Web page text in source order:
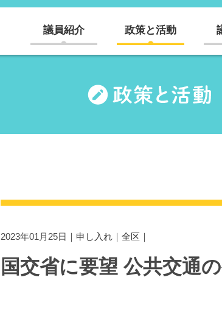
議員紹介 政策と活動
2023年01月25日｜ 申し入れ ｜ 全区 ｜
国交省に要望 公共交通